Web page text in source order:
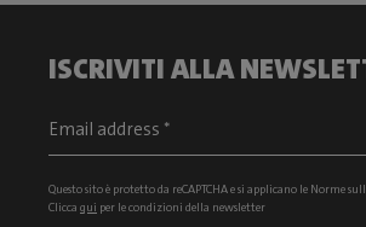
ISCRIVITI ALLA
Questo sito è protetto da reCAPTCHA e si applicano le Norme
Clicca qui per le condizioni della newsletter